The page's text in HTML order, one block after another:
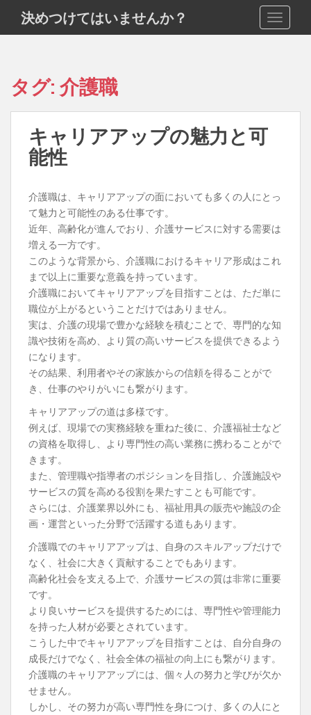
i
決めつけてはいませんか？
タグ: 介護職
キャリアアップの魅力と可
能性
介護職は、キャリアアップの面においても多くの人にとっ
て魅力と可能性のある仕事です。
近年、高齢化が進んでおり、介護サービスに対する需要は
増える一方です。
このような背景から、介護職におけるキャリア形成はこれ
まで以上に重要な意義を持っています。
介護職においてキャリアアップを目指すことは、ただ単に
職位が上がるということだけではありません。
実は、介護の現場で豊かな経験を積むことで、専門的な知
識や技術を高め、より質の高いサービスを提供できるよう
になります。
その結果、利用者やその家族からの信頼を得ることがで
き、仕事のやりがいにも繋がります。
キャリアアップの道は多様です。
例えば、現場での実務経験を重ねた後に、介護福祉士など
の資格を取得し、より専門性の高い業務に携わることがで
きます。
また、管理職や指導者のポジションを目指し、介護施設や
サービスの質を高める役割を果たすことも可能です。
さらには、介護業界以外にも、福祉用具の販売や施設の企
画・運営といった分野で活躍する道もあります。
介護職でのキャリアアップは、自身のスキルアップだけで
なく、社会に大きく貢献することでもあります。
高齢化社会を支える上で、介護サービスの質は非常に重要
です。
より良いサービスを提供するためには、専門性や管理能力
を持った人材が必要とされています。
こうした中でキャリアアップを目指すことは、自分自身の
成長だけでなく、社会全体の福祉の向上にも繋がります。
介護職のキャリアアップには、個々人の努力と学びが欠か
せません。
しかし、その努力が高い専門性を身につけ、多くの人にと